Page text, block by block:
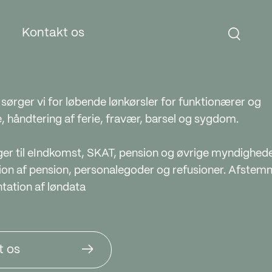
ESG
Kontakt os
sørger vi for løbende lønkørsler for funktionærer og
håndtering af ferie, fravær, barsel og sygdom.
til eIndkomst, SKAT, pension og øvrige
af pension, personalegoder og refusioner.
af løndata
os